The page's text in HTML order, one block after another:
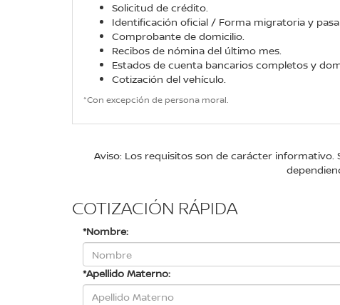
Solicitud de crédito.
Identificación oficial / Forma migratoria y
Comprobante de domicilio.
Recibos de nómina del último mes.
Estados de cuenta bancarios completos y
Cotización del vehículo.
*Con excepción de persona moral.
Aviso: Los requisitos son de carácter
COTIZACIÓN RÁPIDA
*Nombre:
*Apellido Materno: